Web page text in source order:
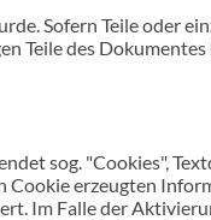
Sofern Teile oder
Teile des
sog. "Cookies",
Cookie erzeugten
Im Falle der